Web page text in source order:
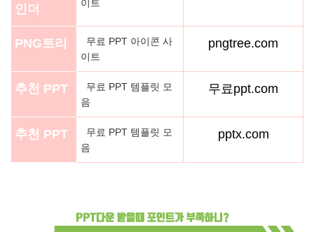
인더
이트
PNG트리
무료 PPT 아이콘 사
이트
pngtree.com
추천 PPT
무료 PPT 템플릿 모
음
무료ppt.com
추천 PPT
무료 PPT 템플릿 모
음
pptx.com